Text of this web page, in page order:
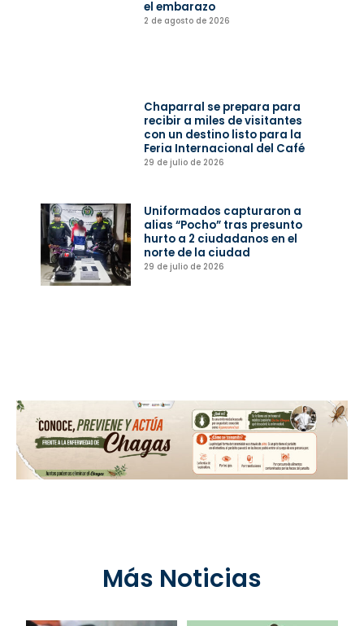
el embarazo
2 de agosto de 2026
Chaparral se prepara para
recibir a miles de visitantes
con un destino listo para la
Feria Internacional del Café
29 de julio de 2026
Uniformados capturaron a
alias “Pocho” tras presunto
hurto a 2 ciudadanos en el
norte de la ciudad
29 de julio de 2026
Más Noticias